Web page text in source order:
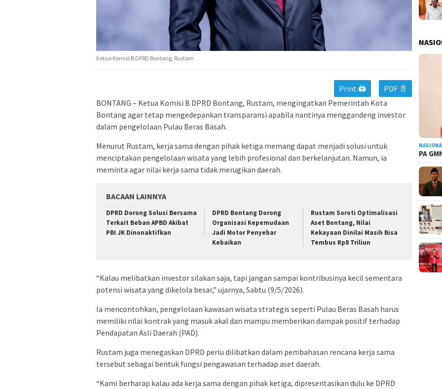
Ketua Komisi B DPRD Bontang, Rustam
Print 🖨
PDF 📄
BONTANG – Ketua Komisi B DPRD Bontang, Rustam, mengingatkan Pemerintah Kota
Bontang agar tetap mengedepankan transparansi apabila nantinya menggandeng investor
dalam pengelolaan Pulau Beras Basah.
Menurut Rustam, kerja sama dengan pihak ketiga memang dapat menjadi solusi untuk
menciptakan pengelolaan wisata yang lebih profesional dan berkelanjutan. Namun, ia
meminta agar nilai kerja sama tidak merugikan daerah.
BACAAN LAINNYA
DPRD Dorong Solusi Bersama
Terkait Beban APBD Akibat
PBI JK Dinonaktifkan
DPRD Bontang Dorong
Organisasi Kepemudaan
Jadi Motor Penyebar
Kebaikan
Rustam Soroti Optimalisasi
Aset Bontang, Nilai
Kekayaan Dinilai Masih Bisa
Tembus Rp8 Triliun
“Kalau melibatkan investor silakan saja, tapi jangan sampai kontribusinya kecil sementara
potensi wisata yang dikelola besar,” ujarnya, Sabtu (9/5/2026).
Ia mencontohkan, pengelolaan kawasan wisata strategis seperti Pulau Beras Basah harus
memiliki nilai kontrak yang masuk akal dan mampu memberikan dampak positif terhadap
Pendapatan Asli Daerah (PAD).
Rustam juga menegaskan DPRD perlu dilibatkan dalam pembahasan rencana kerja sama
tersebut sebagai bentuk fungsi pengawasan terhadap aset daerah.
“Kami berharap kalau ada kerja sama dengan pihak ketiga, dipresentasikan dulu ke DPRD
PA